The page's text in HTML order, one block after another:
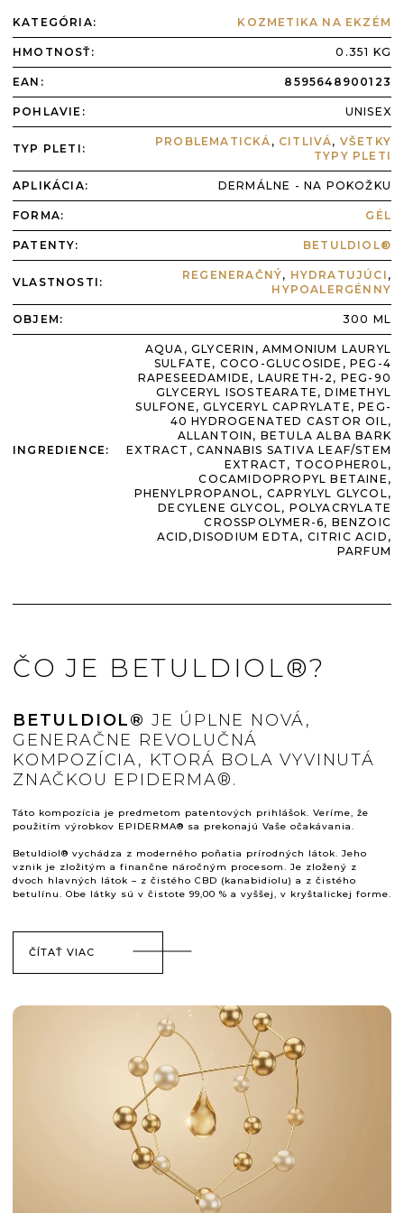
KATEGÓRIA: KOZMETIKA NA EKZÉM
HMOTNOSŤ: 0.351 KG
EAN : 8595648900123
POHLAVIE : UNISEX
TYP PLETI :
PROBLEMATICKÁ , CITLIVÁ, VŠETKY
TYPY PLETI
APLIKÁCIA: DERMÁLNE - NA POKOŽKU
FORMA: GÉL
PATENTY: BETULDIOL®
VLASTNOSTI :
REGENERAČNÝ, HYDRATUJÚCI ,
HYPOALERGÉNNY
OBJEM: 300 ML
INGREDIENCE :
AQUA, GLYCERIN, AMMONIUM LAURYL
SULFATE, COCO-GLUCOSIDE, PEG-4
RAPESEEDAMIDE, LAURETH-2, PEG-90
GLYCERYL ISOSTEARATE, DIMETHYL
SULFONE, GLYCERYL CAPRYLATE, PEG-
40 HYDROGENATED CASTOR OIL,
ALLANTOIN, BETULA ALBA BARK
EXTRACT, CANNABIS SATIVA LEAF/STEM
EXTRACT, TOCOPHER0L,
COCAMIDOPROPYL BETAINE,
PHENYLPROPANOL, CAPRYLYL GLYCOL,
DECYLENE GLYCOL, POLYACRYLATE
CROSSPOLYMER-6, BENZOIC
ACID,DISODIUM EDTA, CITRIC ACID,
PARFUM
ČO JE BETULDIOL®?
BETULDIOL® JE ÚPLNE NOVÁ,
GENERAČNE REVOLUČNÁ
KOMPOZÍCIA, KTORÁ BOLA VYVINUTÁ
ZNAČKOU EPIDERMA®.
Táto kompozícia je predmetom patentových prihlášok. Veríme, že
použitím výrobkov EPIDERMA® sa prekonajú Vaše očakávania.
Betuldiol® vychádza z moderného poňatia prírodných látok. Jeho
vznik je zložitým a finančne náročným procesom. Je zložený z
dvoch hlavných látok – z čistého CBD (kanabidiolu) a z čistého
betulínu. Obe látky sú v čistote 99,00 % a vyššej, v kryštalickej forme.
ČÍTAŤ VIAC